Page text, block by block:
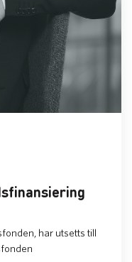
har utsetts till